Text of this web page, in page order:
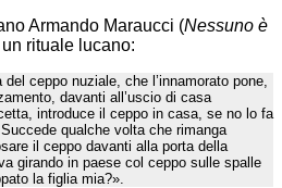
Armando Maraucci (Nessuno è
rituale lucano:
ceppo nuziale, che l’innamorato pone,
davanti all’uscio di casa
introduce il ceppo in casa, se no lo fa
qualche volta che rimanga
il ceppo davanti alla porta della
girando in paese col ceppo sulle spalle
la figlia mia?».